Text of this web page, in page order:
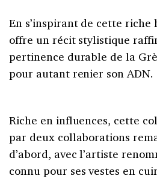
En s’inspirant de cette riche
offre un récit stylistique
pertinence durable de la
pour autant renier son ADN.
Riche en influences, cette
par deux collaborations
d’abord, avec l’artiste
connu pour ses vestes en